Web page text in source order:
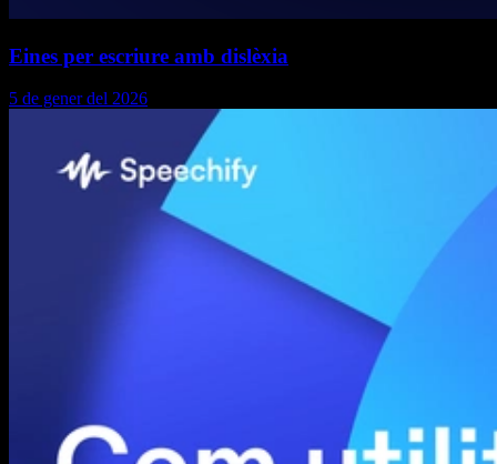
Eines per escriure amb dislèxia
5 de gener del 2026